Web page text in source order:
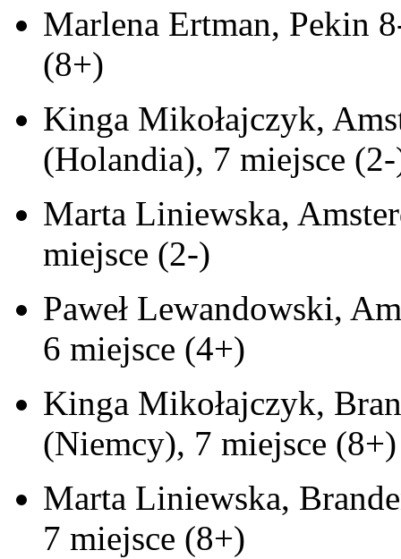
Marlena Ertman, Pekin
(8+)
Kinga Mikołajczyk,
(Holandia), 7 miejsce
Marta Liniewska,
miejsce (2-)
Paweł Lewandowski,
6 miejsce (4+)
Kinga Mikołajczyk,
(Niemcy), 7 miejsce (8+)
Marta Liniewska,
7 miejsce (8+)